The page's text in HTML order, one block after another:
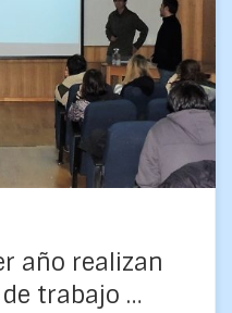
de Geofísica 2018
a la Geofísica,
en […]
año realizan
trabajo …